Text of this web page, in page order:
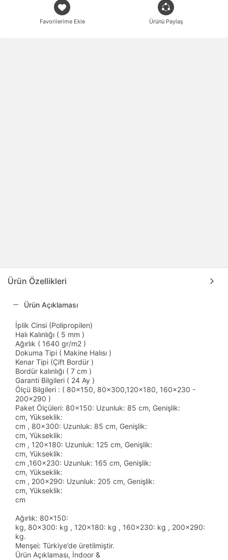
Favorilerime Ekle Ürünü Paylaş
Ürün Özellikleri
Ürün Açıklaması
İplik Cinsi (Polipropilen)
Halı Kalınlığı ( 5 mm )
Ağırlık ( 1640 gr/m2 )
Dokuma Tipi ( Makine Halısı )
Kenar Tipi (Çift Bordür )
Bordür kalınlığı ( 7 cm )
Garanti Bilgileri ( 24 Ay )
Ölçü Bilgileri : ( 80x150, 80x300,120x180, 160x230 -
200x290 )
Paket Ölçüleri: 80x150: Uzunluk: 85 cm, Genişlik:
cm, Yükseklik:
cm , 80x300: Uzunluk: 85 cm, Genişlik:
cm, Yükseklik:
cm , 120x180: Uzunluk: 125 cm, Genişlik:
cm, Yükseklik:
cm ,160x230: Uzunluk: 165 cm, Genişlik:
cm, Yükseklik:
cm , 200x290: Uzunluk: 205 cm, Genişlik:
cm, Yükseklik:
cm
Ağırlık: 80x150:
kg, 80x300: kg , 120x180: kg , 160x230: kg , 200x290:
kg.
Menşei: Türkiye’de üretilmiştir.
Ürün Açıklaması, İndoor &